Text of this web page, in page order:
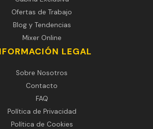
Ofertas de Trabajo
Blog y Tendencias
Mixer Online
LEGAL
Sobre Nosotros
Contacto
FAQ
Política de Privacidad
Política de Cookies